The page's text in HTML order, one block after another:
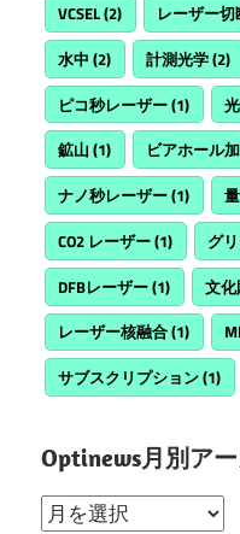
VCSEL(2) レーザー切
水中 (2) 計測光学(2)
ピコ秒レーザー(1)
鉱山 (1) ビアホール
ナノ秒レーザー(1)
CO2 レーザー(1) グ
DFBレーザー(1) 文化
レーザー核融合(1)
サブスクリプション(1)
Optinews月別ア
Optinews